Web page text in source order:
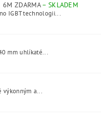
6M ZDARMA– SKLADEM
IGBT technologii...
mm uhlíkaté...
výkonným a...